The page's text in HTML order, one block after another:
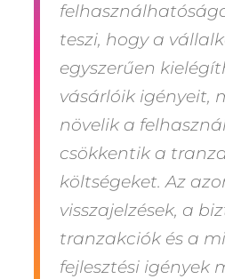
teszi, hogy a
egyszerűen
vásárlóik igényeit,
növelik a
csökkentik a
költségeket. Az
visszajelzések, a
tranzakciók és a
fejlesztési igények